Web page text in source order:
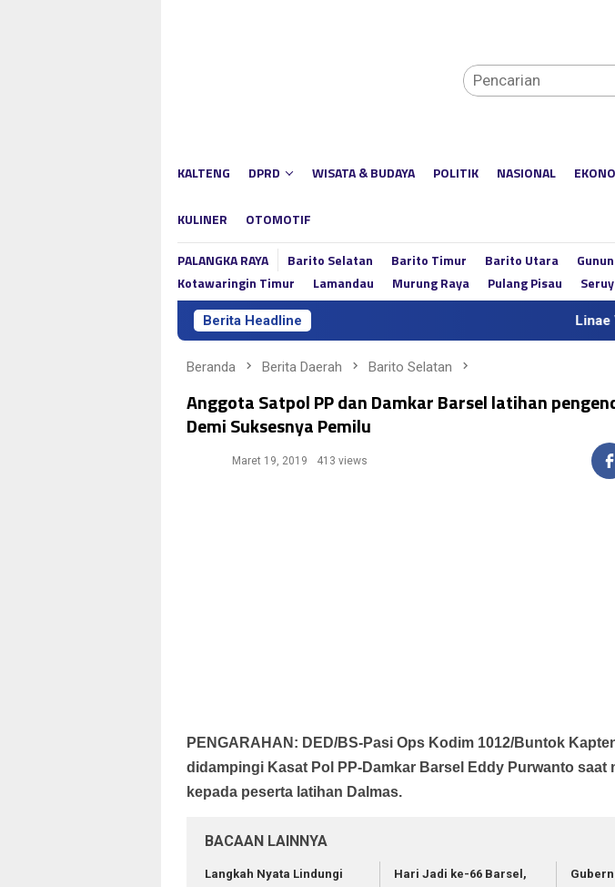
KALTENG DPRD WISATA & BUDAYA POLITIK NASIONAL
KULINER OTOMOTIF
PALANGKA RAYA Barito Selatan Barito Timur Barito Utara
Kotawaringin Timur
Lamandau Murung Raya Pulang Pisau
Berita Headline Linae Victoria
Beranda Berita Daerah Barito Selatan
Anggota Satpol PP dan Damkar Barsel latihan
Demi Suksesnya Pemilu
Maret 19, 2019 413 views
PENGARAHAN: DED/BS-Pasi Ops Kodim 1012/Buntok
didampingi Kasat Pol PP-Damkar Barsel Eddy Purwanto saat
kepada peserta latihan Dalmas.
BACAAN LAINNYA
Langkah Nyata Lindungi
Hari Jadi ke-66 Barsel,